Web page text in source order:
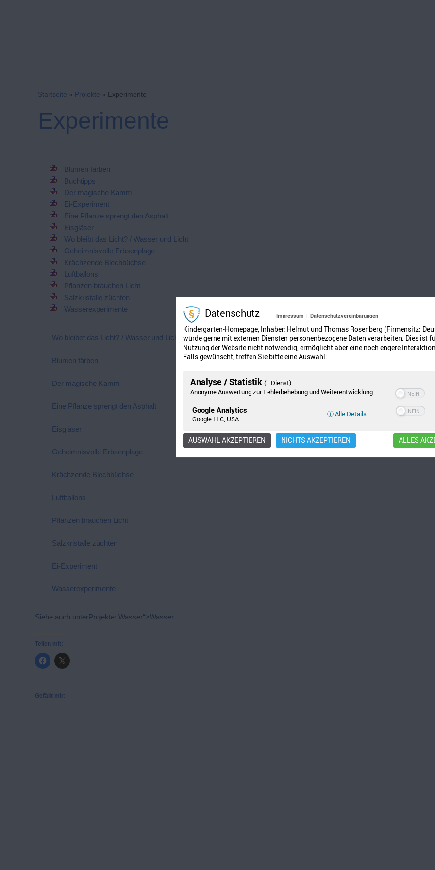
Startseite » Projekte » Experimente
Experimente
Blumen färben
Buchtipps
Der magische Kamm
Ei-Experiment
Eine Pflanze sprengt den Asphalt
Eisgläser
Wo bleibt das Licht? / Wasser und Licht
Geheimnisvolle Erbsenplage
Krächzende Blechbüchse
Luftballons
Pflanzen brauchen Licht
Salzkristalle züchten
Wasserexperimente
Wo bleibet das Licht? / Wasser und Licht
Blumen färben
Der magische Kamm
Eine Pflanze sprengt den Asphalt
Eisgläser
Geheimnisvolle Erbsenplage
Krächzende Blechbüchse
Luftballons
Pflanzen brauchen Licht
Salzkristalle züchten
Ei-Experiment
Wasserexperimente
Siehe auch unterProjekte: Wasser“>Wasser
Teilen mit:
Gefällt mir:
Datenschutz Impressum | Datenschutzvereinbarungen
Kindergarten-Homepage, Inhaber: Helmut und Thomas Rosenberg (Firmensitz:
würde gerne mit externen Diensten personenbezogene Daten verarbeiten. Dies ist
Nutzung der Website nicht notwendig, ermöglicht aber eine noch engere
Falls gewünscht, treffen Sie bitte eine Auswahl:
Analyse / Statistik (1 Dienst)
Anonyme Auswertung zur Fehlerbehebung und Weiterentwicklung
Google Analytics
Google LLC, USA
ⓘ Alle Details
AUSWAHL AKZEPTIEREN NICHTS AKZEPTIEREN ALLES